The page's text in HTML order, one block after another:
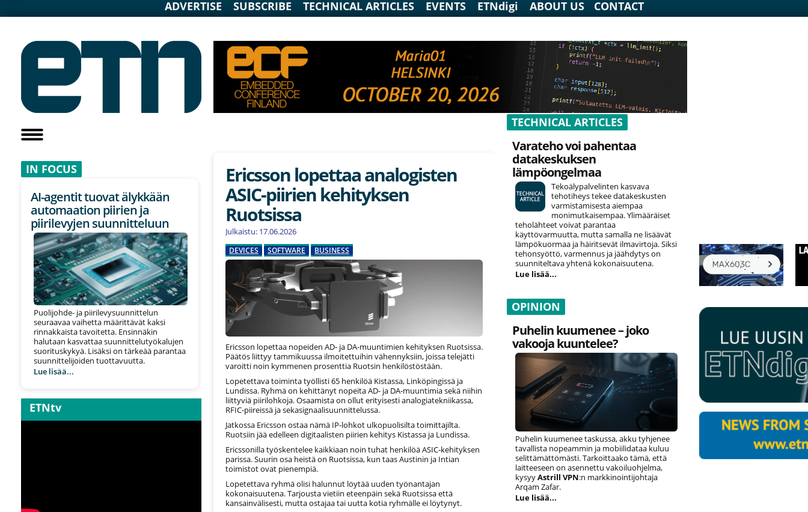
ADVERTISE SUBSCRIBE TECHNICAL ARTICLES EVENTS ETNdigi ABOUT US CONTACT
IN FOCUS
AI-agentit tuovat älykkään
automaation piirien ja
piirilevyjen suunnitteluun
Puolijohde- ja piirilevysuunnittelun
seuraavaa vaihetta määrittävät kaksi
rinnakkaista tavoitetta. Ensinnäkin
halutaan kasvattaa suunnittelutyökalujen
suorituskykyä. Lisäksi on tärkeää parantaa
suunnittelijoiden tuottavuutta.
Lue lisää...
ETNtv
Ericsson lopettaa analogisten
ASIC-piirien kehityksen
Ruotsissa
Julkaistu: 17.06.2026
DEVICES SOFTWARE BUSINESS
Ericsson lopettaa nopeiden AD- ja DA-muuntimien kehityksen Ruotsissa.
Päätös liittyy tammikuussa ilmoitettuihin vähennyksiin, joissa telejätti
varoitti noin kymmenen prosenttia Ruotsin henkilöstöstään.
Lopetettava toiminta työllisti 65 henkilöä Kistassa, Linköpingissä ja
Lundissa. Ryhmä on kehittänyt nopeita AD- ja DA-muuntimia sekä niihin
liittyviä piirilohkoja. Osaamista on ollut erityisesti analogiatekniikassa,
RFIC-piireissä ja sekasignaalisuunnittelussa.
Jatkossa Ericsson ostaa nämä IP-lohkot ulkopuolisilta toimittajilta.
Ruotsiin jää edelleen digitaalisten piirien kehitys Kistassa ja Lundissa.
Ericssonilla työskentelee kaikkiaan noin tuhat henkilöä ASIC-kehityksen
parissa. Suurin osa heistä on Ruotsissa, kun taas Austinin ja Intian
toimistot ovat pienempiä.
Lopetettava ryhmä olisi halunnut löytää uuden työnantajan
kokonaisuutena. Tarjousta vietiin eteenpäin sekä Ruotsissa että
kansainvälisesti, mutta ostajaa tai uutta kotia ryhmälle ei löytynyt.
TECHNICAL ARTICLES
Varateho voi pahentaa
datakeskuksen
lämpöongelmaa
Tekoälypalvelinten kasvava
tehotiheys tekee datakeskusten
varmistamisesta aiempaa
monimutkaisempaa. Ylimääräiset
teholähteet voivat parantaa
käyttövarmuutta, mutta samalla ne lisäävät
lämpökuormaa ja häiritsevät ilmavirtoja. Siksi
tehonsyöttö, varmennus ja jäähdytys on
suunniteltava yhtenä kokonaisuutena.
Lue lisää...
OPINION
Puhelin kuumenee – joko
vakooja kuuntelee?
Puhelin kuumenee taskussa, akku tyhjenee
tavallista nopeammin ja mobiilidataa kuluu
selittämättömästi. Tarkoittaako tämä, että
laitteeseen on asennettu vakoiluohjelma,
kysyyAstrill VPN:n markkinointijohtaja
Arqam Zafar.
Lue lisää...